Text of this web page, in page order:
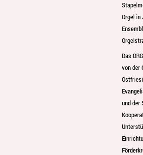
Orgel in
Das
von der
und der